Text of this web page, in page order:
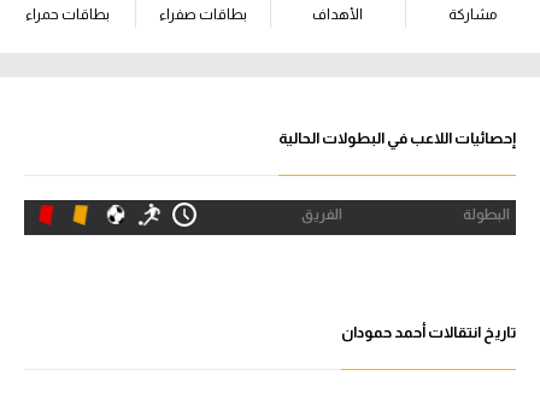
ركن الألعاب
الدوري الإنجليزي الممتاز
الدوري الإسباني
الدوري الألماني
مشاركة الأهداف بطاقات صفراء بطاقات حمراء
إحصائيات اللاعب في البطولات الحالية
البطولة الفريق
تاريخ انتقالات أحمد حمودان